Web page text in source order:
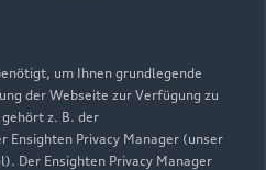
um Ihnen grundlegende
der Webseite zur Verfügung zu
z. B. der
Ensighten Privacy Manager (unser
Der Ensighten Privacy Manager